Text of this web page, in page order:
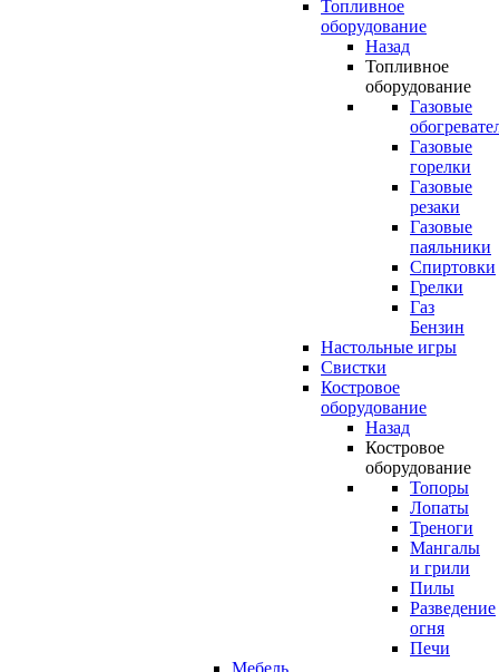
Топливное
оборудование
Назад
Топливное
оборудование
Газовые
Газовые
горелки
Газовые
резаки
Газовые
паяльники
Спиртовки
Грелки
Газ
Бензин
Настольные игры
Свистки
Костровое
оборудование
Назад
Костровое
оборудование
Топоры
Лопаты
Треноги
Мангалы
и грили
Пилы
Разведение
огня
Печи
Мебель